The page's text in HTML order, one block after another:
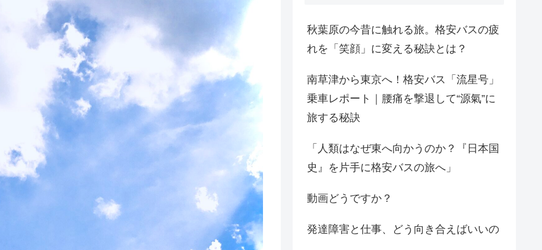
秋葉原の今昔に触れる旅。格安バスの疲
れを「笑顔」に変える秘訣とは？
南草津から東京へ！格安バス「流星号」
乗車レポート｜腰痛を撃退して“源氣”に
旅する秘訣
「人類はなぜ東へ向かうのか？『日本国
史』を片手に格安バスの旅へ」
動画どうですか？
発達障害と仕事、どう向き合えばいいの